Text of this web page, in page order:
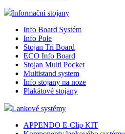
Informační stojany
Info Board Systém
Info Pole
Stojan Tri Board
ECO Info Board
Stojan Multi Pocket
Multistand system
Info stojany na noze
Plakátové stojany
Lankové systémy
APPENDO E-Clip KIT